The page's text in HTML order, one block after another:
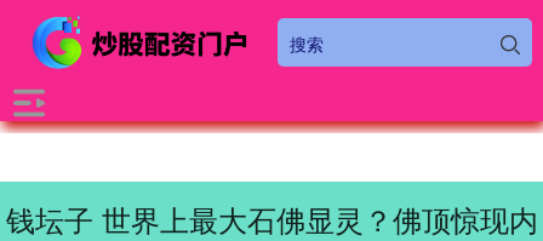
钱坛子 世界上最大石佛显灵？佛顶惊现内